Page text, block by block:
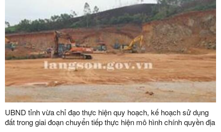
UBND tỉnh vừa chỉ đạo thực hiện quy hoạch, kế hoạch sử dụng
đất trong giai đoạn chuyển tiếp thực hiện mô hình chính quyền địa